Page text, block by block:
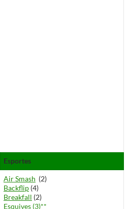
Esportes
Air Smash (2)
Backflip (4)
Breakfall (2)
Esquives (3)**